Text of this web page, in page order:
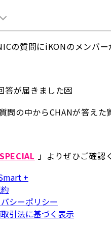
の質問にiKONのメンバー
答が届きました💌
問の中からCHANが答えた
SPECIAL 」よりぜひご確認
+
シーポリシー
引法に基づく表示